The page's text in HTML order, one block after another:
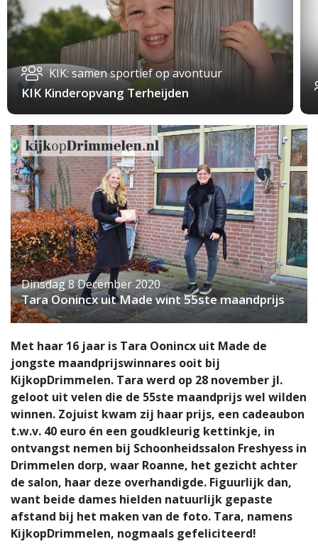
KIK: samen sportief op avontuur
KIK Kinderopvang Terheijden
Dinsdag 8 December 2020
Tara Oonincx uit Made wint 55ste maandprijs
Met haar 16 jaar is Tara Oonincx uit Made de
jongste maandprijswinnares ooit bij
KijkopDrimmelen. Tara werd op 28 november jl.
geloot uit velen die de 55ste maandprijs wel wilden
winnen. Zojuist kwam zij haar prijs, een cadeaubon
t.w.v. 40 euro én een goudkleurig kettinkje, in
ontvangst nemen bij Schoonheidssalon Freshyess in
Drimmelen dorp, waar Roanne, het gezicht achter
de salon, haar deze overhandigde. Figuurlijk dan,
want beide dames hielden natuurlijk gepaste
afstand bij het maken van de foto. Tara, namens
KijkopDrimmelen, nogmaals gefeliciteerd!